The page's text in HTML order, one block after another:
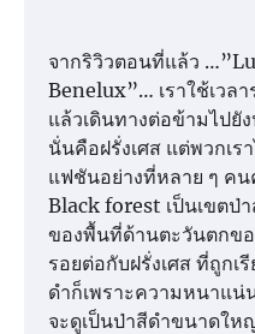
จากริวิวตอนที่แล้ว
Benelux”… เราใช้เวล
แล้วเดินทางต่อข้ามไปยั
นั่นคือฝรั่งเศส แต่พวกเ
แฟชันอย่างที่หลาย ๆ คน
Black forest เป็นเขต
ของพื้นที่ด้านตะวันตกขอ
รอยต่อกับฝรั่งเศส ที่ถูกเ
ดำก็เพราะความหนาแน่
จะดูเป็นป่าสีดำขนาดให